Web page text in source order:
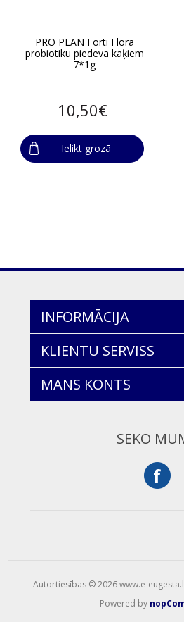
PRO PLAN Forti Flora
probiotiku piedeva kaķiem
7*1g
10,50€
Ielikt grozā
INFORMĀCIJA
KLIENTU SERVISS
MANS KONTS
SEKO
Autortiesības © 2026 www.e-
Powered by